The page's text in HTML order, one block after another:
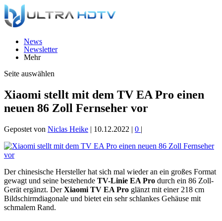
News
Newsletter
Mehr
Seite auswählen
Xiaomi stellt mit dem TV EA Pro einen
neuen 86 Zoll Fernseher vor
Gepostet von Niclas Heike | 10.12.2022 | 0 |
Der chinesische Hersteller hat sich mal wieder an ein großes Format
gewagt und seine bestehende TV-Linie EA Pro durch ein 86 Zoll-
Gerät ergänzt. DerXiaomi TV EA Pro glänzt mit einer 218 cm
Bildschirmdiagonale und bietet ein sehr schlankes Gehäuse mit
schmalem Rand.